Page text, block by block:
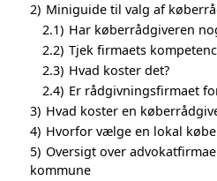
2) Miniguide til valg af
2.1) Har køberrådgiveren
2.2) Tjek firmaets
2.3) Hvad koster det?
2.4) Er rådgivningsfirmaet
3) Hvad koster en
4) Hvorfor vælge en lokal
5) Oversigt over
kommune